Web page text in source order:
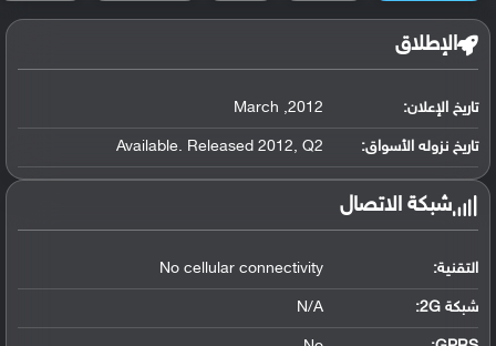
الإطلاق
تاريخ الإعلان: 2012, March
تاريخ نزوله الأسواق: Available. Released 2012, Q2
شبكة الاتصال
التقنية: No cellular connectivity
شبكة 2G: N/A